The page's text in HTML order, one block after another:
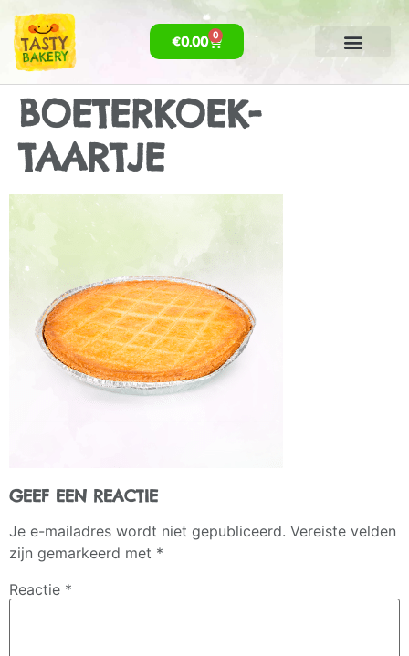
€0.00 0
BOETERKOEK-
TAARTJE
GEEF EEN REACTIE
Je e-mailadres wordt niet gepubliceerd. Vereiste velden
zijn gemarkeerd met *
Reactie *